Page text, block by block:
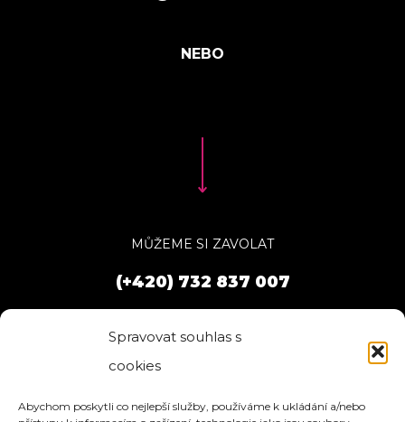
Spravovat souhlas s
cookies
Abychom poskytli co nejlepší služby, používáme k ukládání a/nebo
MŮŽEME SI ZAVOLAT
(+420) 732 837 007